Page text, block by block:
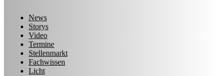
News
Storys
Video
Termine
Stellenmarkt
Fachwissen
Licht